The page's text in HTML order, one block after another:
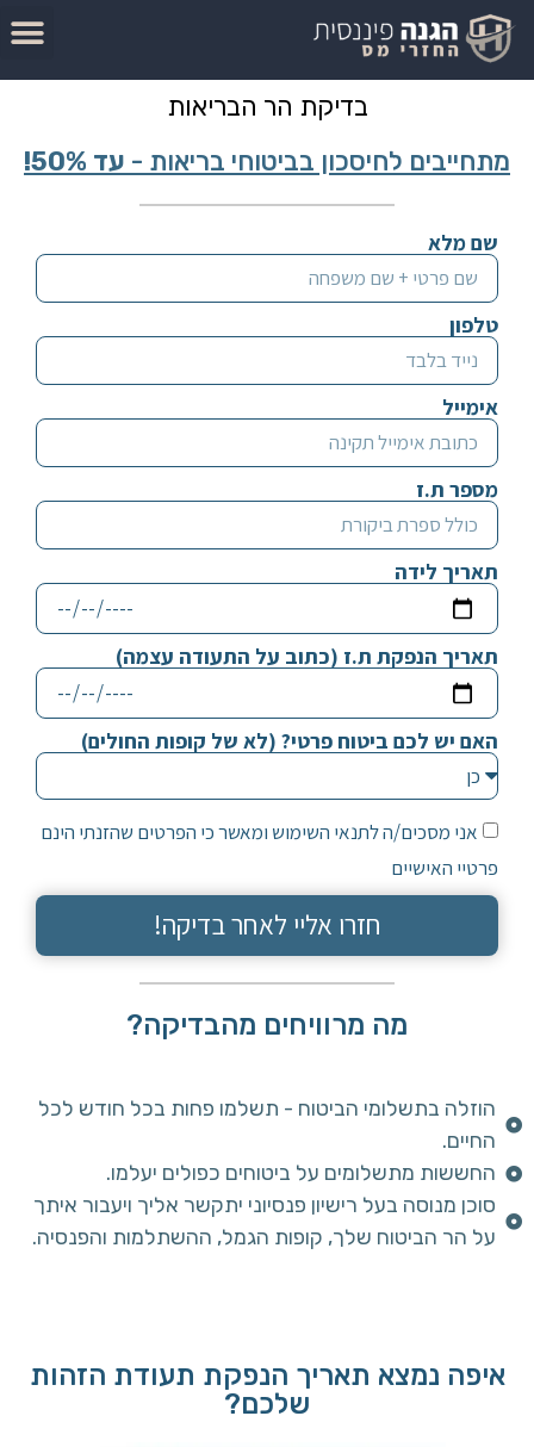
לתוכן
בדיקת הר הבריאות
מתחייבים לחיסכון בביטוחי בריאות - עד 50%!
שם מלא
טלפון
אימייל
מספר ת.ז
תאריך לידה
תאריך הנפקת ת.ז (כתוב על התעודה עצמה)
האם יש לכם ביטוח פרטי? (לא של קופות החולים)
אני מסכים/ה לתנאי השימוש ומאשר כי הפרטים שהזנתי הינם
פרטיי האישיים
חזרו אליי לאחר בדיקה!
מה מרוויחים מהבדיקה?
הוזלה בתשלומי הביטוח - תשלמו פחות בכל חודש לכל
החיים.
החששות מתשלומים על ביטוחים כפולים יעלמו.
סוכן מנוסה בעל רישיון פנסיוני יתקשר אליך ויעבור איתך
על הר הביטוח שלך, קופות הגמל, ההשתלמות והפנסיה.
איפה נמצא תאריך הנפקת תעודת הזהות
שלכם?